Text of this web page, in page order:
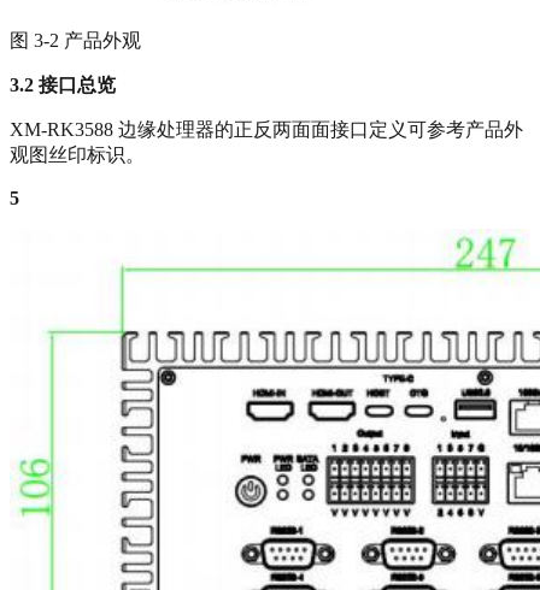
图 3-2 产品外观
3.2 接口总览
XM-RK3588 边缘处理器的正反两面面接口定义可参考产品外
观图丝印标识。
5